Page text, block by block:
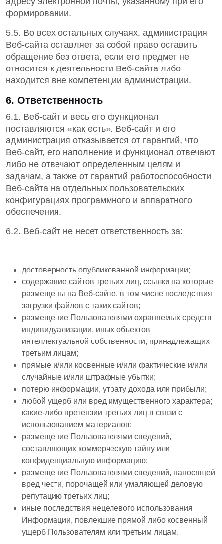
формировании.
5.5. Во всех остальных случаях, администрация
Веб-сайта оставляет за собой право оставить
обращение без ответа, если его предмет не
относится к деятельности Веб-сайта либо
находится вне компетенции администрации.
6. Ответственность
6.1. Веб-сайт и весь его функционал
поставляются «как есть». Веб-сайт и его
администрация отказывается от гарантий, что
Веб-сайт, его наполнение и функционал отвечают
либо не отвечают определенным целям и
задачам, а также от гарантий работоспособности
Веб-сайта на отдельных пользовательских
конфигурациях программного и аппаратного
обеспечения.
6.2. Веб-сайт не несет ответственность за:
достоверность опубликованной информации;
содержание сайтов третьих лиц, ссылки на которые
размещены на Веб-сайте, в том числе последствия
загрузки файлов с таких сайтов;
размещение Пользователями охраняемых средств
индивидуализации, иных объектов
интеллектуальной собственности, принадлежащих
третьим лицам;
прямые и/или косвенные и/или фактические и/или
случайные и/или штрафные убытки;
потерю информации, утрату дохода или прибыли;
любой ущерб или вред имущественного характера;
какие-либо претензии третьих лиц в связи с
использованием материалов;
размещение Пользователями сведений,
составляющих коммерческую тайну или
конфиденциальную информацию;
размещение Пользователями сведений, наносящей
вред чести, порочащей или умаляющей деловую
репутацию третьих лиц;
иные последствия нецелевого использования
Информации, повлекшие прямой либо косвенный
ущерб Пользователям или третьим лицам.